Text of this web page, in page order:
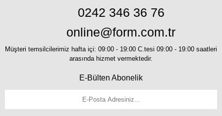
0242 346 36 76
online@form.com.tr
Müşteri temsilcilerimiz hafta içi: 09:00 - 19:00 C.tesi 09:00 - 19:00 saatleri
arasında hizmet vermektedir.
E-Bülten Abonelik